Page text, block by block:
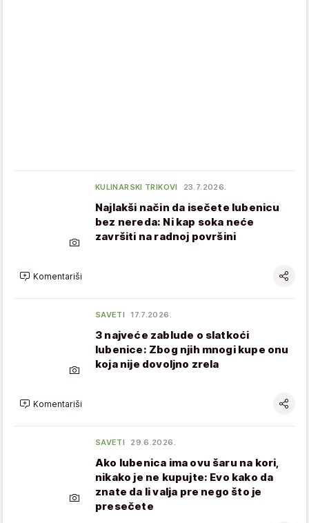
KULINARSKI TRIKOVI 23.7.2026.
Najlakši način da isečete lubenicu
bez nereda: Ni kap soka neće
završiti na radnoj površini
Komentariši
SAVETI 17.7.2026.
3 najveće zablude o slatkoći
lubenice: Zbog njih mnogi kupe onu
koja nije dovoljno zrela
Komentariši
SAVETI 29.6.2026.
Ako lubenica ima ovu šaru na kori,
nikako je ne kupujte: Evo kako da
znate da li valja pre nego što je
presečete